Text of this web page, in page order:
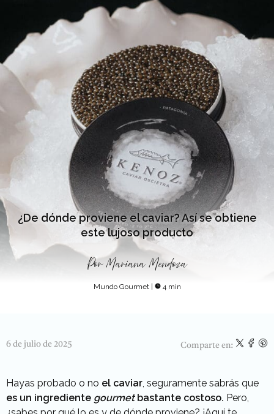
¿De dónde proviene el caviar? Así se obtiene
este lujoso producto
Por Mariana Mendoza
Mundo Gourmet | 4 min
6 de julio de 2025 Comparte en:
Hayas probado o no el caviar , seguramente sabrás que
es un ingrediente gourmetbastante costoso. Pero,